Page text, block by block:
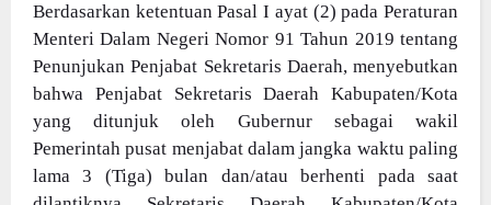
Berdasarkan ketentuan Pasal I ayat (2) pada Peraturan
Menteri Dalam Negeri Nomor 91 Tahun 2019 tentang
Penunjukan Penjabat Sekretaris Daerah, menyebutkan
bahwa Penjabat Sekretaris Daerah Kabupaten/Kota
yang ditunjuk oleh Gubernur sebagai wakil
Pemerintah pusat menjabat dalam jangka waktu paling
lama 3 (Tiga) bulan dan/atau berhenti pada saat